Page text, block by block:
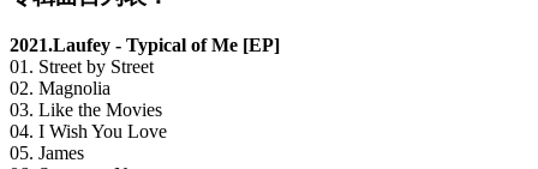
2021.Laufey - Typical of Me [EP]
01. Street by Street
02. Magnolia
03. Like the Movies
04. I Wish You Love
05. James